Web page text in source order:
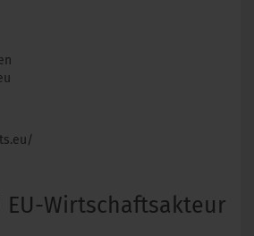
Wirtschaftsakteur